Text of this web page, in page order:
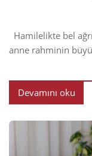
Hamilelikte bel
anne rahminin
Devamını oku